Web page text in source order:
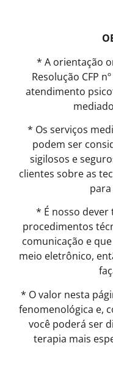
* A orientação
Resolução CFP
atendimento
* Os serviços
podem ser
sigilosos e
clientes sobre as
* É nosso
procedimentos
comunicação e
meio eletrônico,
* O valor nesta
fenomenológica e,
você poderá ser
terapia mais